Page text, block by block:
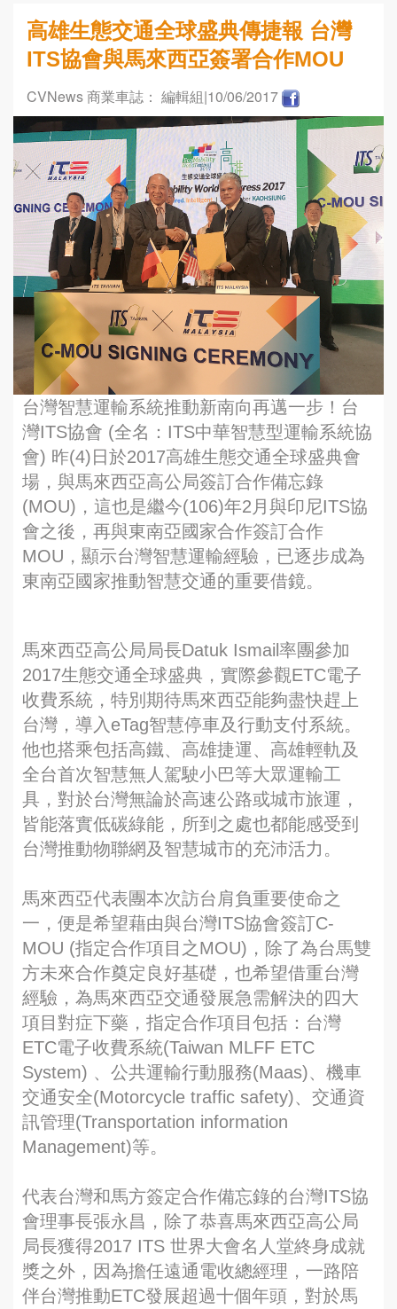
高雄生態交通全球盛典傳捷報 台灣
ITS協會與馬來西亞簽署合作MOU
CVNews 商業車誌： 編輯組|10/06/2017
台灣智慧運輸系統推動新南向再邁一步！台
灣ITS協會 (全名：ITS中華智慧型運輸系統協
會) 昨(4)日於2017高雄生態交通全球盛典會
場，與馬來西亞高公局簽訂合作備忘錄
(MOU)，這也是繼今(106)年2月與印尼ITS協
會之後，再與東南亞國家合作簽訂合作
MOU，顯示台灣智慧運輸經驗，已逐步成為
東南亞國家推動智慧交通的重要借鏡。
馬來西亞高公局局長Datuk Ismail率團參加
2017生態交通全球盛典，實際參觀ETC電子
收費系統，特別期待馬來西亞能夠盡快趕上
台灣，導入eTag智慧停車及行動支付系統。
他也搭乘包括高鐵、高雄捷運、高雄輕軌及
全台首次智慧無人駕駛小巴等大眾運輸工
具，對於台灣無論於高速公路或城市旅運，
皆能落實低碳綠能，所到之處也都能感受到
台灣推動物聯網及智慧城市的充沛活力。
馬來西亞代表團本次訪台肩負重要使命之
一，便是希望藉由與台灣ITS協會簽訂C-
MOU (指定合作項目之MOU)，除了為台馬雙
方未來合作奠定良好基礎，也希望借重台灣
經驗，為馬來西亞交通發展急需解決的四大
項目對症下藥，指定合作項目包括：台灣
ETC電子收費系統(Taiwan MLFF ETC
System) 、公共運輸行動服務(Maas)、機車
交通安全(Motorcycle traffic safety)、交通資
訊管理(Transportation information
Management)等。
代表台灣和馬方簽定合作備忘錄的台灣ITS協
會理事長張永昌，除了恭喜馬來西亞高公局
局長獲得2017 ITS 世界大會名人堂終身成就
獎之外，因為擔任遠通電收總經理，一路陪
伴台灣推動ETC發展超過十個年頭，對於馬